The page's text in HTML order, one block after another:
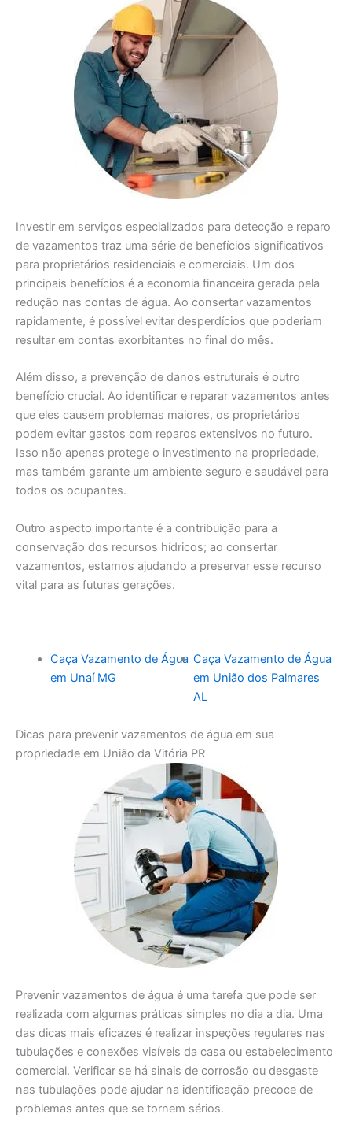
Investir em serviços especializados para detecção e reparo
de vazamentos traz uma série de benefícios significativos
para proprietários residenciais e comerciais. Um dos
principais benefícios é a economia financeira gerada pela
redução nas contas de água. Ao consertar vazamentos
rapidamente, é possível evitar desperdícios que poderiam
resultar em contas exorbitantes no final do mês.
Além disso, a prevenção de danos estruturais é outro
benefício crucial. Ao identificar e reparar vazamentos antes
que eles causem problemas maiores, os proprietários
podem evitar gastos com reparos extensivos no futuro.
Isso não apenas protege o investimento na propriedade,
mas também garante um ambiente seguro e saudável para
todos os ocupantes.
Outro aspecto importante é a contribuição para a
conservação dos recursos hídricos; ao consertar
vazamentos, estamos ajudando a preservar esse recurso
vital para as futuras gerações.
Caça Vazamento de Água
em Unaí MG
Caça Vazamento de Água
em União dos Palmares
AL
Dicas para prevenir vazamentos de água em sua
propriedade em União da Vitória PR
Prevenir vazamentos de água é uma tarefa que pode ser
realizada com algumas práticas simples no dia a dia. Uma
das dicas mais eficazes é realizar inspeções regulares nas
tubulações e conexões visíveis da casa ou estabelecimento
comercial. Verificar se há sinais de corrosão ou desgaste
nas tubulações pode ajudar na identificação precoce de
problemas antes que se tornem sérios.